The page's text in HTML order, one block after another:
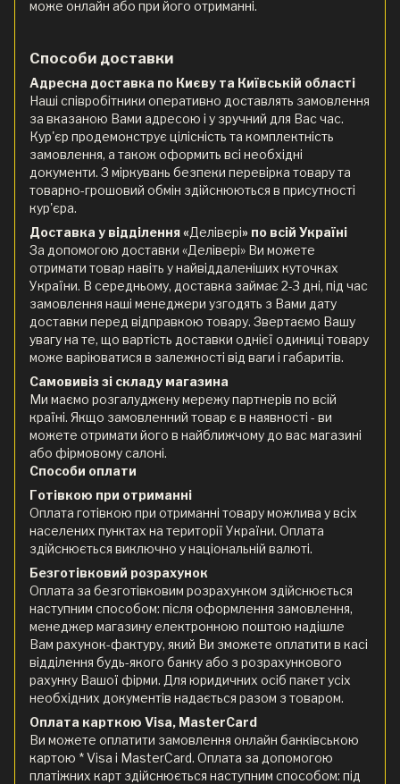
може онлайн або при його отриманні.
Способи доставки
Адресна доставка по Києву та Київській області
Наші співробітники оперативно доставлять замовлення
за вказаною Вами адресою і у зручний для Вас час.
Кур'єр продемонструє цілісність та комплектність
замовлення, а також оформить всі необхідні
документи. З міркувань безпеки перевірка товару та
товарно-грошовий обмін здійснюються в присутності
кур'єра.
Доставка у відділення «Делівері» по всій Україні
За допомогою доставки «Делівері» Ви можете
отримати товар навіть у найвіддаленіших куточках
України. В середньому, доставка займає 2-3 дні, під час
замовлення наші менеджери узгодять з Вами дату
доставки перед відправкою товару. Звертаємо Вашу
увагу на те, що вартість доставки однієї одиниці товару
може варіюватися в залежності від ваги і габаритів.
Самовивіз зі складу магазина
Ми маємо розгалуджену мережу партнерів по всій
країні. Якщо замовленний товар є в наявності - ви
можете отримати його в найближчому до вас магазині
або фірмовому салоні.
Способи оплати
Готівкою при отриманні
Оплата готівкою при отриманні товару можлива у всіх
населених пунктах на території України. Оплата
здійснюється виключно у національній валюті.
Безготівковий розрахунок
Оплата за безготівковим розрахунком здійснюється
наступним способом: після оформлення замовлення,
менеджер магазину електронною поштою надішле
Вам рахунок-фактуру, який Ви зможете оплатити в касі
відділення будь-якого банку або з розрахункового
рахунку Вашої фірми. Для юридичних осіб пакет усіх
необхідних документів надається разом з товаром.
Оплата карткою Visa, MasterCard
Ви можете оплатити замовлення онлайн банківською
картою * Visa і MasterCard. Оплата за допомогою
платіжних карт здійснюється наступним способом: під